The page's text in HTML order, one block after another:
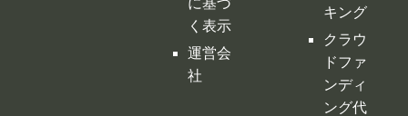
く表示
運営会
社
キング
クラウ
ドファ
ンディ
ング代